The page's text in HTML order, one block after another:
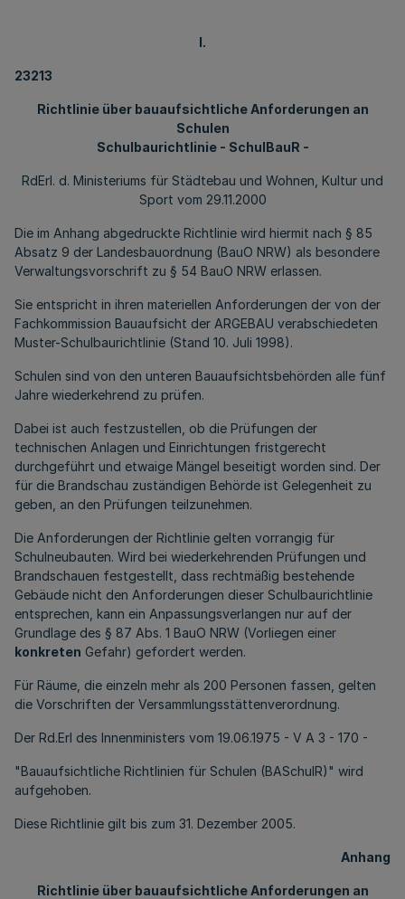
I.
23213
Richtlinie über bauaufsichtliche Anforderungen an
Schulen
Schulbaurichtlinie - SchulBauR -
RdErl. d. Ministeriums für Städtebau und Wohnen, Kultur und
Sport vom 29.11.2000
Die im Anhang abgedruckte Richtlinie wird hiermit nach § 85
Absatz 9 der Landesbauordnung (BauO NRW) als besondere
Verwaltungsvorschrift zu § 54 BauO NRW erlassen.
Sie entspricht in ihren materiellen Anforderungen der von der
Fachkommission Bauaufsicht der ARGEBAU verabschiedeten
Muster-Schulbaurichtlinie (Stand 10. Juli 1998).
Schulen sind von den unteren Bauaufsichtsbehörden alle fünf
Jahre wiederkehrend zu prüfen.
Dabei ist auch festzustellen, ob die Prüfungen der
technischen Anlagen und Einrichtungen fristgerecht
durchgeführt und etwaige Mängel beseitigt worden sind. Der
für die Brandschau zuständigen Behörde ist Gelegenheit zu
geben, an den Prüfungen teilzunehmen.
Die Anforderungen der Richtlinie gelten vorrangig für
Schulneubauten. Wird bei wiederkehrenden Prüfungen und
Brandschauen festgestellt, dass rechtmäßig bestehende
Gebäude nicht den Anforderungen dieser Schulbaurichtlinie
entsprechen, kann ein Anpassungsverlangen nur auf der
Grundlage des § 87 Abs. 1 BauO NRW (Vorliegen einer
konkreten Gefahr) gefordert werden.
Für Räume, die einzeln mehr als 200 Personen fassen, gelten
die Vorschriften der Versammlungsstättenverordnung.
Der Rd.Erl des Innenministers vom 19.06.1975 - V A 3 - 170 -
"Bauaufsichtliche Richtlinien für Schulen (BASchulR)" wird
aufgehoben.
Diese Richtlinie gilt bis zum 31. Dezember 2005.
Anhang
Richtlinie über bauaufsichtliche Anforderungen an